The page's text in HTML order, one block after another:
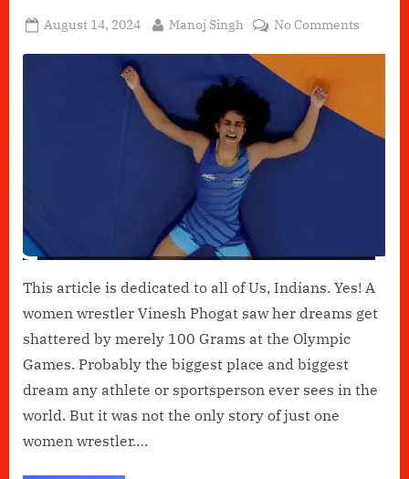
Posted
August 14, 2024 By
Manoj Singh No Commentson
This article is dedicated to all of Us, Indians. Yes! A
women wrestler Vinesh Phogat saw her dreams get
shattered by merely 100 Grams at the Olympic
Games. Probably the biggest place and biggest
dream any athlete or sportsperson ever sees in the
world. But it was not the only story of just one
women wrestler….